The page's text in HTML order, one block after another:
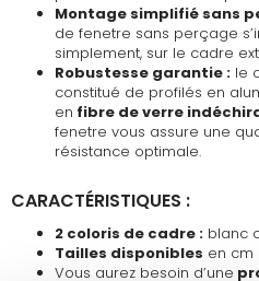
Montage simplifié sans
de fenetre sans perçage
simplement, sur le cadre
Robustesse garantie : le
constitué de profilés en
en fibre de verre
fenetre vous assure une
résistance optimale.
CARACTÉRISTIQUES :
2 coloris de cadre : blanc
Tailles disponibles en cm
Vous aurez besoin d’une